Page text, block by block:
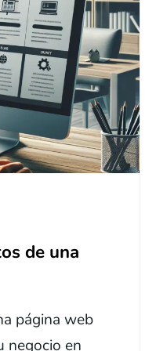
de una
página web
negocio en